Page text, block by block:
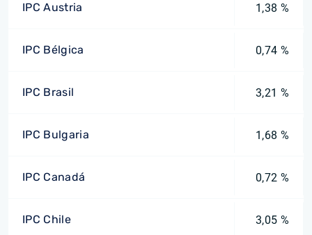
IPC Austria 1,38 %
IPC Bélgica 0,74 %
IPC Brasil 3,21 %
IPC Bulgaria 1,68 %
IPC Canadá 0,72 %
IPC Chile 3,05 %